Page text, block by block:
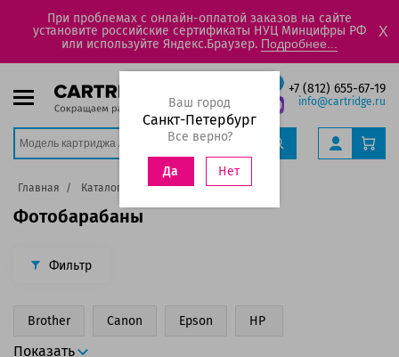
При проблемах с онлайн-оплатой заказов на сайте
установите российские сертификаты НУЦ Минцифры РФ
или используйте Яндекс.Браузер. Подробнее...
X
+7 (812) 655-67-19
info@cartridge.ru
Ваш город
Санкт-Петербург
Все верно?
Да Нет
Главная Каталог Фотобарабаны
Фотобарабаны
Фильтр
Brother Canon Epson HP
Показать